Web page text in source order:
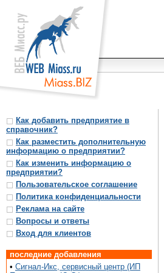
Как добавить предприятие в
справочник?
Как разместить дополнительную
информацию о предприятии?
Как изменить информацию о
предприятии?
Пользовательское соглашение
Политика конфиденциальности
Реклама на сайте
Вопросы и ответы
Вход для клиентов
последние добавления
• Сигнал-Икс, сервисный центр (ИП